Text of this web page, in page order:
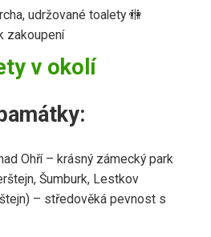
udržované toalety 🚻
zakoupení
v okolí
Ohří – krásný zámecký park
Šumburk, Lestkov
– středověká pevnost s